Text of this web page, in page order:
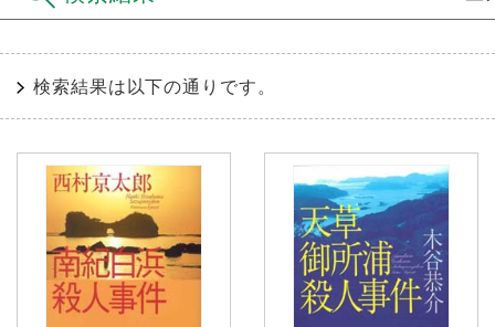
検索結果は以下の通りです。